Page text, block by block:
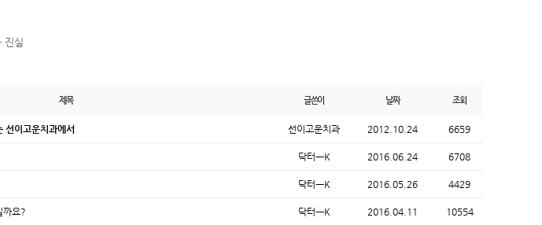
진실
제목 글쓴이 날짜 조회
선이고운치과에서 선이고운치과 2012.10.24 6659
닥터ㅡK 2016.06.24 6708
닥터ㅡK 2016.05.26 4429
까요? 닥터ㅡK 2016.04.11 10554